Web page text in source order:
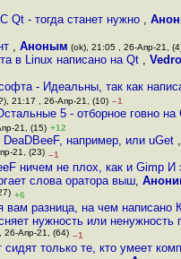
Qt - тогда станет нужно ,
, Аноным (ok), 21:05 , 26-Апр-21,
в Linux написано на Qt ,
- Идеальны, так как
21:17 , 26-Апр-21, (10) –1
5 - отборное гoвно на
21, (15) +12
например, или uGet ,
21, (23) –1
ничем не плох, как и Gimp И
слова оратора выш,
+6
вам разница, на чем написано
нужность или ненужность
26-Апр-21, (64) –1
сидят только те, кто умеет